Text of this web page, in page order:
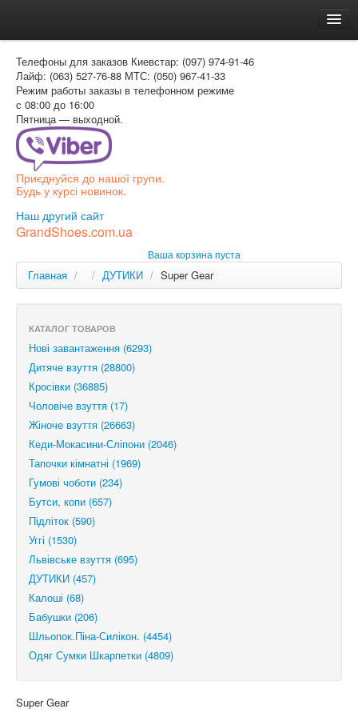
Доставка и оплата
Как заказать
Контакти
Таблица размеров
Вход для покупателя
РУС
Телефоны для заказов Киевстар: (097) 974-91-46
Лайф: (063) 527-76-88 МТС: (050) 967-41-33
Режим работы заказы в телефонном режиме
с 08:00 до 16:00
Пятница — выходной.
Приєднуйся до нашої групи.
Будь у курсі новинок.
Наш другий сайт
GrandShoes.com.ua
Ваша корзина пуста
Главная / / ДУТИКИ / Super Gear
КАТАЛОГ ТОВАРОВ
Нові завантаження (6293)
Дитяче взуття (28800)
Кросівки (36885)
Чоловіче взуття (17)
Жіноче взуття (26663)
Кеди-Мокасини-Сліпони (2046)
Тапочки кімнатні (1969)
Гумові чоботи (234)
Бутси, копи (657)
Підліток (590)
Уггі (1530)
Львівське взуття (695)
ДУТИКИ (457)
Калоші (68)
Бабушки (206)
Шльопок.Піна-Силікон. (4454)
Одяг Сумки Шкарпетки (4809)
Super Gear